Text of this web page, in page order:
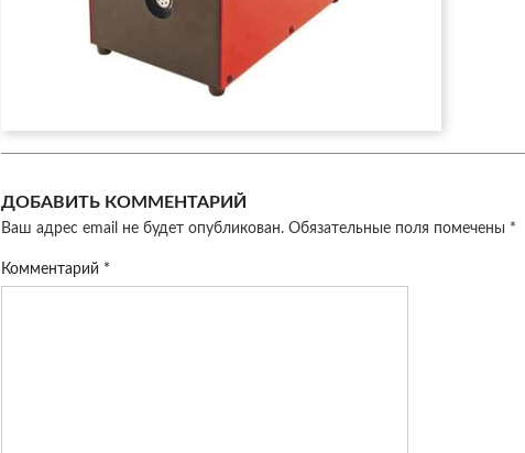
ДОБАВИТЬ КОММЕНТАРИЙ
Ваш адрес email не будет опубликован. Обязательные поля помечены *
Комментарий *